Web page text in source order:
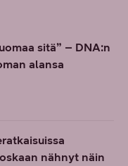
sitä” – DNA:n
alansa
nähnyt näin